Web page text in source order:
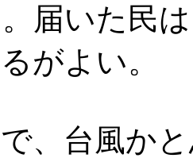
届いた民
がよい。
、台風か